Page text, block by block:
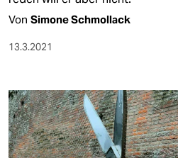
Von Simone Schmollack
13.3.2021